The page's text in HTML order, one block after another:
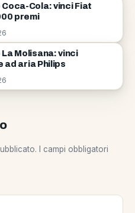
Cola: vinci Fiat
premi
Molisana: vinci
aria Philips
I campi obbligatori